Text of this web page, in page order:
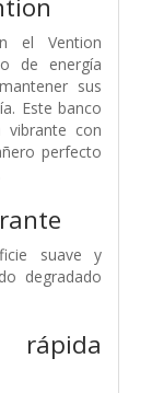
el Vention
de energía
sus
Este banco
vibrante con
perfecto
suave y
degradado